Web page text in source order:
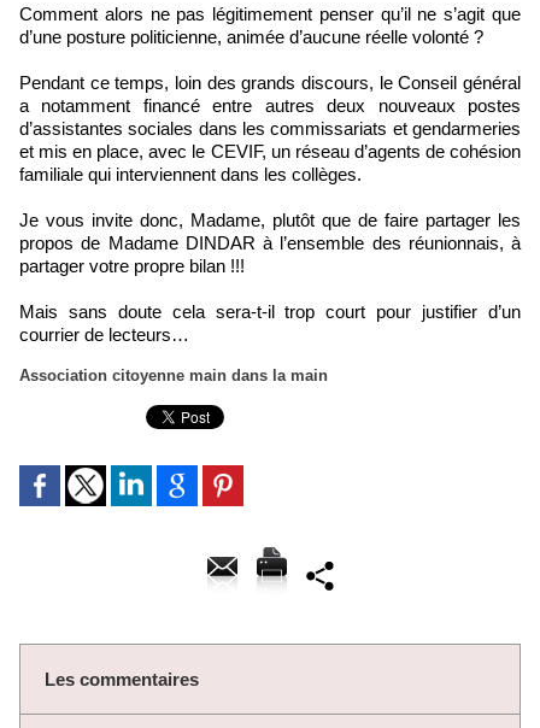
Comment alors ne pas légitimement penser qu’il ne s’agit que
d’une posture politicienne, animée d’aucune réelle volonté ?
Pendant ce temps, loin des grands discours, le Conseil général
a notamment financé entre autres deux nouveaux postes
d’assistantes sociales dans les commissariats et gendarmeries
et mis en place, avec le CEVIF, un réseau d’agents de cohésion
familiale qui interviennent dans les collèges.
Je vous invite donc, Madame, plutôt que de faire partager les
propos de Madame DINDAR à l’ensemble des réunionnais, à
partager votre propre bilan !!!
Mais sans doute cela sera-t-il trop court pour justifier d’un
courrier de lecteurs…
Association citoyenne main dans la main
Les commentaires